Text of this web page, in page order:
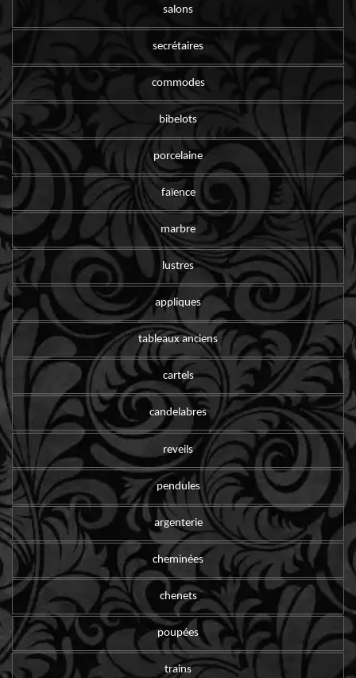
salons
secrétaires
commodes
bibelots
porcelaine
faïence
marbre
lustres
appliques
tableaux anciens
cartels
candelabres
reveils
pendules
argenterie
cheminées
chenets
poupées
trains